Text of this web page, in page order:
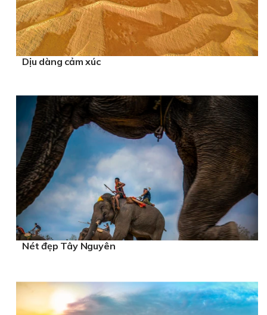
Dịu dàng cảm xúc
Nét đẹp Tây Nguyên